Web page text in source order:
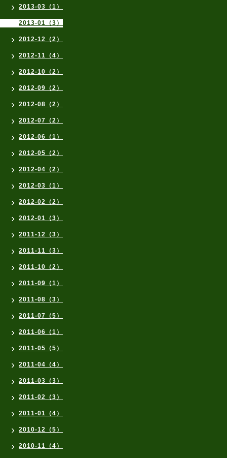
2013-03（1）
2013-01（3）
2012-12（2）
2012-11（4）
2012-10（2）
2012-09（2）
2012-08（2）
2012-07（2）
2012-06（1）
2012-05（2）
2012-04（2）
2012-03（1）
2012-02（2）
2012-01（3）
2011-12（3）
2011-11（3）
2011-10（2）
2011-09（1）
2011-08（3）
2011-07（5）
2011-06（1）
2011-05（5）
2011-04（4）
2011-03（3）
2011-02（3）
2011-01（4）
2010-12（5）
2010-11（4）